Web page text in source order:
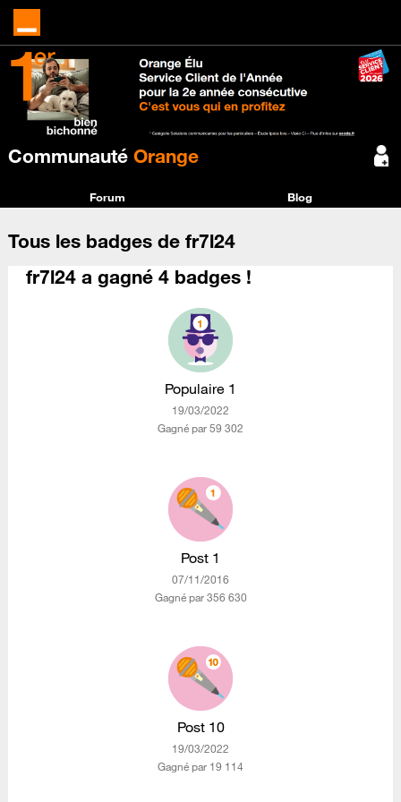
Communauté Orange
Forum Blog
Tous les badges de fr7l24
fr7l24 a gagné 4 badges !
Populaire 1
‎19/03/2022
Gagné par 59 302
Post 1
‎07/11/2016
Gagné par 356 630
Post 10
‎19/03/2022
Gagné par 19 114